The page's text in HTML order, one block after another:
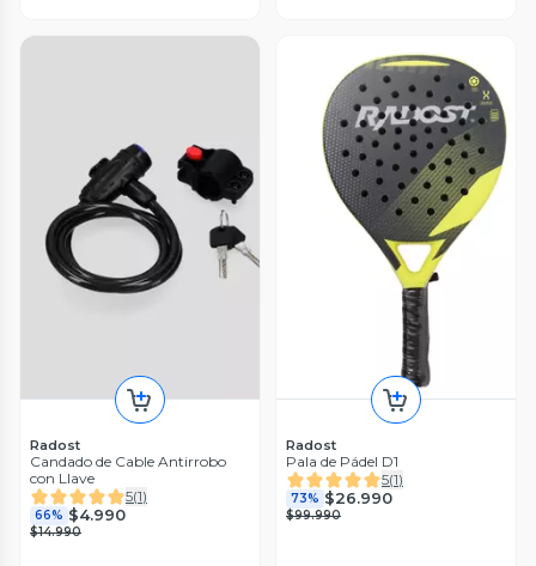
Radost
Candado de Cable Antirrobo
con Llave
5(1)
66% $4.990
$14.990
Radost
Pala de Pádel D1
5(1)
73% $26.990
$99.990